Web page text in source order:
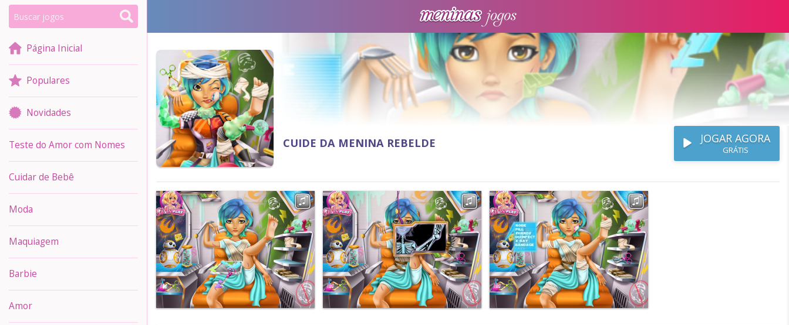
Página Inicial
Populares
Novidades
Teste do Amor com Nomes
Cuidar de Bebê
Moda
Maquiagem
Barbie
Amor
CUIDE DA MENINA REBELDE JOGAR AGORA
GRÁTIS